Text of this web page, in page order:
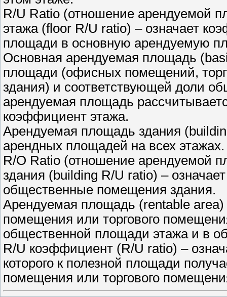
R/U Ratio (отношение арендуемой
этажа (floor R/U ratio) – означает
площади в основную арендуемую
Основная арендуемая площадь
площади (офисных помещений,
здания) и соответствующей доли
арендуемая площадь
коэффициент этажа.
Арендуемая площадь здания
арендных площадей на всех этажах.
R/O Ratio (отношение арендуемой
здания (building R/U ratio) –
общественные помещения здания.
Арендуемая площадь (rentable
помещения или торгового
общественной площади этажа и в
R/U коэффициент (R/U ratio) –
которого к полезной площади
помещения или торгового